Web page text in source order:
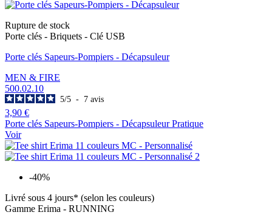
Rupture de stock
Porte clés - Briquets - Clé USB
Porte clés Sapeurs-Pompiers - Décapsuleur
MEN & FIRE
500.02.10
5/5 - 7 avis
3,90 €
Porte clés Sapeurs-Pompiers - Décapsuleur Pratique
Voir
-40%
Livré sous 4 jours* (selon les couleurs)
Gamme Erima - RUNNING